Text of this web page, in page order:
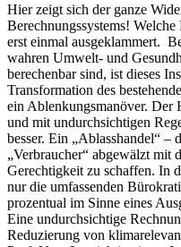
Hier zeigt sich der ganze
Berechnungssystems!
erst einmal ausgeklammert.
wahren Umwelt- und
berechenbar sind, ist dieses
Transformation des
ein Ablenkungsmanöver. Der
und mit undurchsichtigen
besser. Ein „Ablasshandel“ –
„Verbraucher“ abgewälzt mit
Gerechtigkeit zu schaffen. In
nur die umfassenden
prozentual im Sinne eines
Eine undurchsichtige
Reduzierung von